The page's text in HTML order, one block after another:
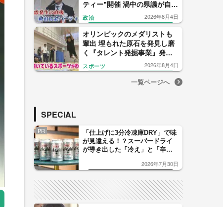
ティー”開催 渦中の県議が自民
党県議団トップを辞任表明
【福岡発】
政治 2026年8月4日
オリンピックのメダリストも
輩出 埋もれた原石を発見し磨
く『タレント発掘事業』発足
から22年 1000人に1人の“狭き
門” 【福岡発】
スポーツ 2026年8月4日
一覧ページへ
SPECIAL
PR
「仕上げに3分冷凍庫DRY」で味
が見違える！？スーパードライ
が導き出した「冷え」と「辛
した「辛口カーブ」が飲み頃の
2026年7月30日